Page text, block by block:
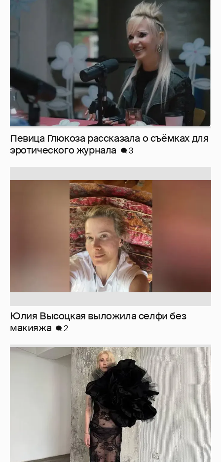
Певица Глюкоза рассказала о съёмках для
эротического журнала
3
Юлия Высоцкая выложила селфи без
макияжа
2